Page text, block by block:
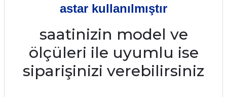
astar kullanılmıştır
saatinizin model ve
ölçüleri ile uyumlu ise
siparişinizi verebilirsiniz